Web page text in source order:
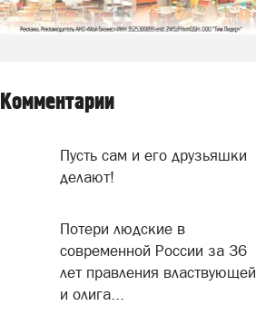
Комментарии
Пусть сам и его друзьяшки
делают!
Потери людские в
современной России за 36
лет правления властвующей
и олига...